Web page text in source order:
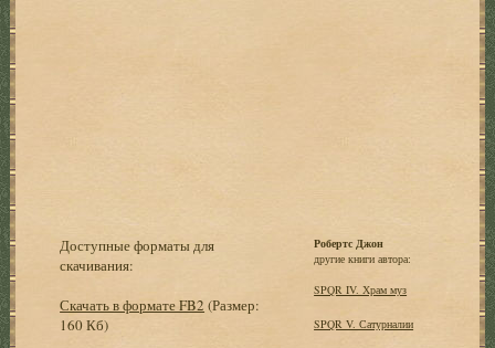
Доступные форматы для
скачивания:
Скачать в формате FB2 (Размер:
160 Кб)
Робертс Джон
другие книги автора:
SPQR IV. Храм муз
SPQR V. Сатурналии